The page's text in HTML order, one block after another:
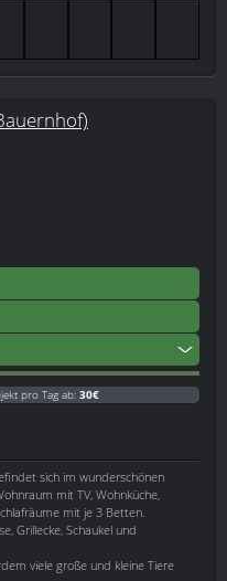
pro Tag ab: 30€
sich im wunderschönen
mit TV, Wohnküche,
mit je 3 Betten.
Grillecke, Schaukel und
viele große und kleine Tiere